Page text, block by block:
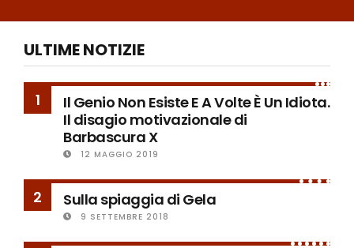
ULTIME NOTIZIE
1
Il Genio Non Esiste E A Volte È Un Idiota.
Il disagio motivazionale di
Barbascura X
12 MAGGIO 2019
2 Sulla spiaggia di Gela
9 SETTEMBRE 2018